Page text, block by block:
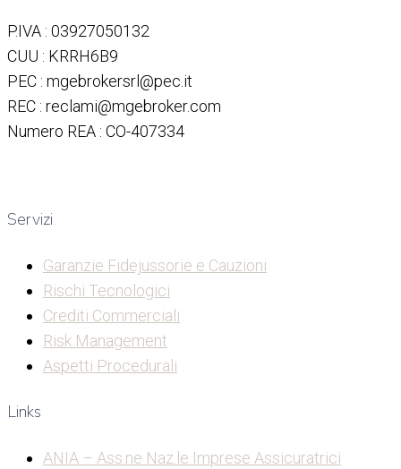
P.IVA : 03927050132
CUU : KRRH6B9
PEC : mgebrokersrl@pec.it
REC : reclami@mgebroker.com
Numero REA : CO-407334
Servizi
Garanzie Fidejussorie e Cauzioni
Rischi Tecnologici
Crediti Commerciali
Risk Management
Aspetti Procedurali
Links
ANIA – Ass.ne Naz.le Imprese Assicuratrici